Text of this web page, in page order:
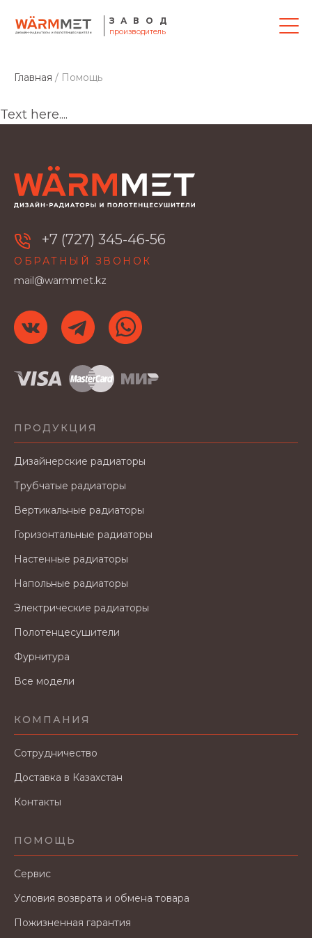
ЗАВОД
производитель
Главная / Помощь
Text here....
+7 (727) 345-46-56
ОБРАТНЫЙ ЗВОНОК
mail@warmmet.kz
ПРОДУКЦИЯ
Дизайнерские радиаторы
Трубчатые радиаторы
Вертикальные радиаторы
Горизонтальные радиаторы
Настенные радиаторы
Напольные радиаторы
Электрические радиаторы
Полотенцесушители
Фурнитура
Все модели
КОМПАНИЯ
Сотрудничество
Доставка в Казахстан
Контакты
ПОМОЩЬ
Сервис
Условия возврата и обмена товара
Пожизненная гарантия